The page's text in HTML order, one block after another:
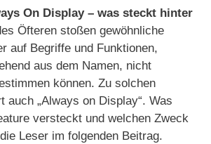
On Display – was steckt hinter
Öfteren stoßen gewöhnliche
auf Begriffe und Funktionen,
aus dem Namen, nicht
können. Zu solchen
auch „Always on Display“. Was
versteckt und welchen Zweck
Leser im folgenden Beitrag.